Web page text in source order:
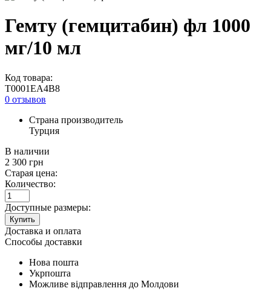
Гемту (гемцитабин) фл 1000
мг/10 мл
Код товара:
T0001EA4B8
0 отзывов
Страна производитель
Турция
В наличии
2 300 грн
Старая цена:
Количество:
Доступные размеры:
Купить
Доставка и оплата
Способы доставки
Нова пошта
Укрпошта
Можливе відправлення до Молдови